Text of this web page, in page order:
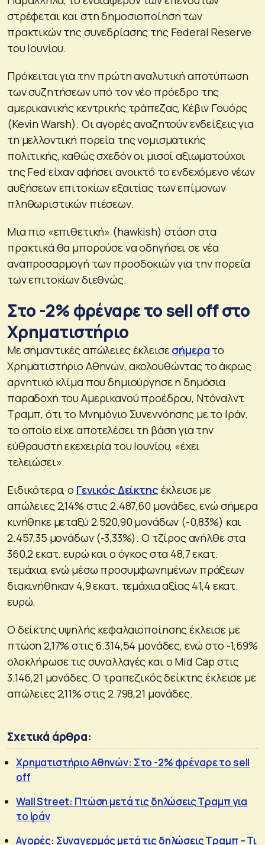
στρέφεται και στη δημοσιοποίηση των
πρακτικών της συνεδρίασης της Federal Reserve
του Ιουνίου.
Πρόκειται για την πρώτη αναλυτική αποτύπωση
των συζητήσεων υπό τον νέο πρόεδρο της
αμερικανικής κεντρικής τράπεζας, Κέβιν Γουόρς
(Kevin Warsh). Οι αγορές αναζητούν ενδείξεις για
τη μελλοντική πορεία της νομισματικής
πολιτικής, καθώς σχεδόν οι μισοί αξιωματούχοι
της Fed είχαν αφήσει ανοικτό το ενδεχόμενο νέων
αυξήσεων επιτοκίων εξαιτίας των επίμονων
πληθωριστικών πιέσεων.
Μια πιο «επιθετική» (hawkish) στάση στα
πρακτικά θα μπορούσε να οδηγήσει σε νέα
αναπροσαρμογή των προσδοκιών για την πορεία
των επιτοκίων διεθνώς.
Στο -2% φρέναρε το sell off στο
Χρηματιστήριο
Με σημαντικές απώλειες έκλεισεσήμερα το
Χρηματιστήριο Αθηνών, ακολουθώντας το άκρως
αρνητικό κλίμα που δημιούργησε η δημόσια
παραδοχή του Αμερικανού προέδρου, Ντόναλντ
Τραμπ, ότι το Μνημόνιο Συνεννόησης με το Ιράν,
το οποίο είχε αποτελέσει τη βάση για την
εύθραυστη εκεχειρία του Ιουνίου, «έχει
τελειώσει».
Ειδικότερα, ο Γενικός Δείκτης έκλεισε με
απώλειες 2,14% στις 2.487,60 μονάδες, ενώ σήμερα
κινήθηκε μεταξύ 2.520,90 μονάδων (-0,83%) και
2.457,35 μονάδων (-3,33%). Ο τζίρος ανήλθε στα
360,2 εκατ. ευρώ και ο όγκος στα 48,7 εκατ.
τεμάχια, ενώ μέσω προσυμφωνημένων πράξεων
διακινήθηκαν 4,9 εκατ. τεμάχια αξίας 41,4 εκατ.
ευρώ.
Ο δείκτης υψηλής κεφαλαιοποίησης έκλεισε με
πτώση 2,17% στις 6.314,54 μονάδες, ενώ στο -1,69%
ολοκλήρωσε τις συναλλαγές και ο Mid Cap στις
3.146,21 μονάδες. Ο τραπεζικός δείκτης έκλεισε με
απώλειες 2,11% στις 2.798,21 μονάδες.
Σχετικά άρθρα:
Χρηματιστήριο Αθηνών: Στο -2% φρέναρε το sell
off
Wall Street: Πτώση μετά τις δηλώσεις Τραμπ για
το Ιράν
Αγορές: Συναγερμός μετά τις δηλώσεις Τραμπ – Τι